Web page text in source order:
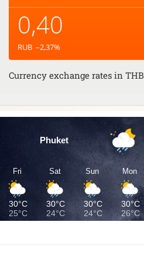
0,40
RUB –2,37%
Currency exchange rates in THB
Phuket
Fri
30°C
25°C
Sat
30°C
24°C
Sun
30°C
24°C
Mon
30°C
26°C